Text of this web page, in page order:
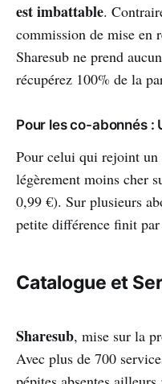
est imbattable.
commission de mise en
Sharesub ne prend
récupérez 100% de la
Pour les co-abonnés :
Pour celui qui rejoint un
légèrement moins cher
0,99 €). Sur plusieurs
petite différence finit par
Catalogue et
Sharesub, mise sur la
Avec plus de 700